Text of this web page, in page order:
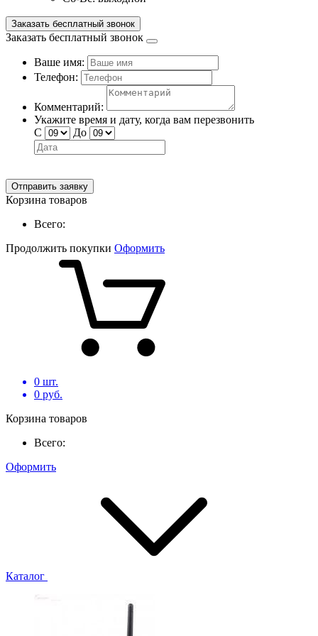
Заказать бесплатный звонок
Заказать бесплатный звонок
Ваше имя:
Телефон:
Комментарий:
Укажите время и дату, когда вам перезвонить
С
До
Отправить заявку
Корзина товаров
Всего:
Продолжить покупки Оформить
0 шт.
0 руб.
Корзина товаров
Всего:
Оформить
Каталог